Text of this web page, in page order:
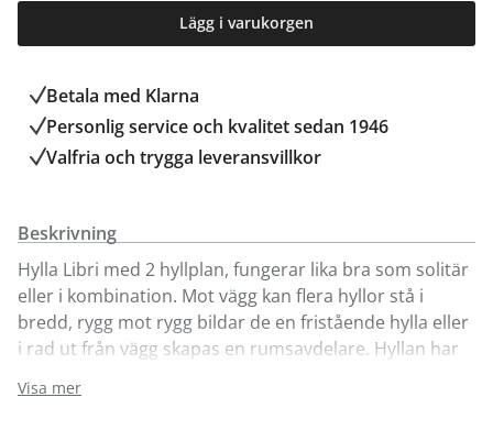
Lägg i varukorgen
Betala med Klarna
Personlig service och kvalitet sedan 1946
Valfria och trygga leveransvillkor
Beskrivning
Hylla Libri med 2 hyllplan, fungerar lika bra som solitär
eller i kombination. Mot vägg kan flera hyllor stå i
bredd, rygg mot rygg bildar de en fristående hylla eller
i rad ut från vägg skapas en rumsavdelare. Hyllan har
Levereras med beslag för montering mot vägg eller för
Visa mer